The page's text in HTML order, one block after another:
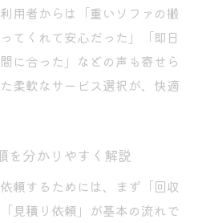
用者からは「重いソファの搬
てくれて安心だった」「即日
に合った」などの声も寄せら
柔軟なサービス選択が、快適
を分かりやすく解説
頼するためには、まず「回収
見積り依頼」が基本の流れで